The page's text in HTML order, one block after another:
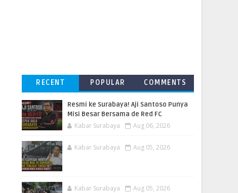
RECENT POPULAR COMMENTS
Resmi ke Surabaya! Aji Santoso Punya
Misi Besar Bersama de Red FC
Kabar Surabaya Aug 06, 2026
Kabar Surabaya Aug 05, 2026
Kabar Surabaya Aug 05, 2026